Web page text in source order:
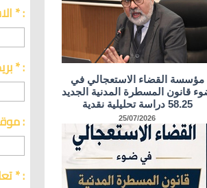
الاسم * :
بريد الكتروني * :
موقع انترنت :
تعليق * :
مؤسسة القضاء الاستعجالي في
قانون المسطرة المدنية الجديد
58.25 دراسة تحليلية نقدية
25/07/2026